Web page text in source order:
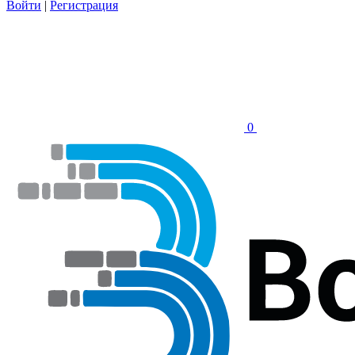
Войти | Регистрация
0